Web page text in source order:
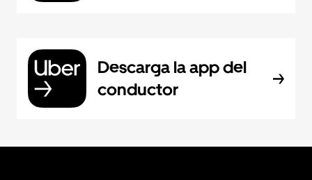
Descarga la app del
conductor